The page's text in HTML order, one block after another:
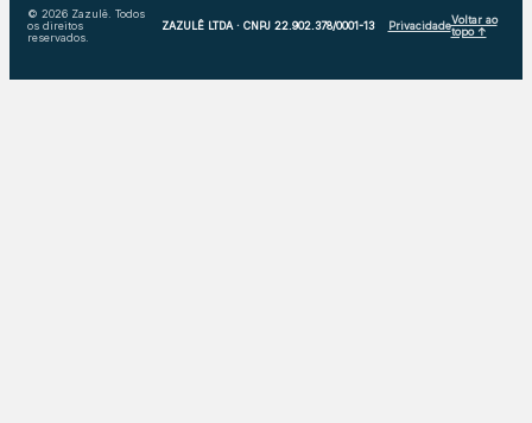
© 2026 Zazulê. Todos
os direitos
reservados.
ZAZULÊ LTDA · CNPJ 22.902.378/0001-13 PrivacidadeVoltar ao
topo ↑